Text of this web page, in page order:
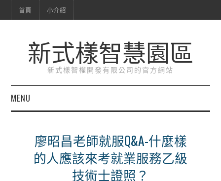
首頁 小介紹
新式樣智慧園區
新式樣智權開發有限公司的官方網站
MENU
小介紹
廖昭昌老師就服Q&A-什麼樣
的人應該來考就業服務乙級
技術士證照？